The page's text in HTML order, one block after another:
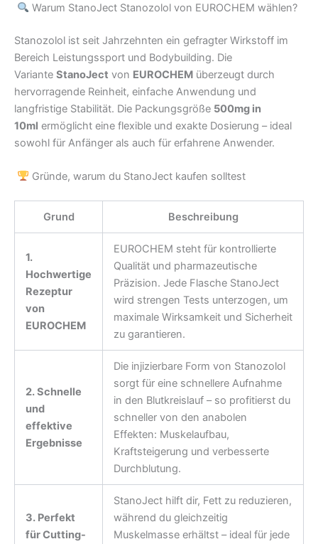
Warum StanoJect Stanozolol von EUROCHEM wählen?
Stanozolol ist seit Jahrzehnten ein gefragter Wirkstoff im
Bereich Leistungssport und Bodybuilding. Die
Variante StanoJect von EUROCHEM überzeugt durch
hervorragende Reinheit, einfache Anwendung und
langfristige Stabilität. Die Packungsgröße 500mg in
10ml ermöglicht eine flexible und exakte Dosierung – ideal
sowohl für Anfänger als auch für erfahrene Anwender.
Gründe, warum du StanoJect kaufen solltest
Grund Beschreibung
1.
Hochwertige
Rezeptur
von
EUROCHEM
EUROCHEM steht für kontrollierte
Qualität und pharmazeutische
Präzision. Jede Flasche StanoJect
wird strengen Tests unterzogen, um
maximale Wirksamkeit und Sicherheit
zu garantieren.
2. Schnelle
und
effektive
Ergebnisse
Die injizierbare Form von Stanozolol
sorgt für eine schnellere Aufnahme
in den Blutkreislauf – so profitierst du
schneller von den anabolen
Effekten: Muskelaufbau,
Kraftsteigerung und verbesserte
Durchblutung.
3. Perfekt
für Cutting-
StanoJect hilft dir, Fett zu reduzieren,
während du gleichzeitig
Muskelmasse erhältst – ideal für jede